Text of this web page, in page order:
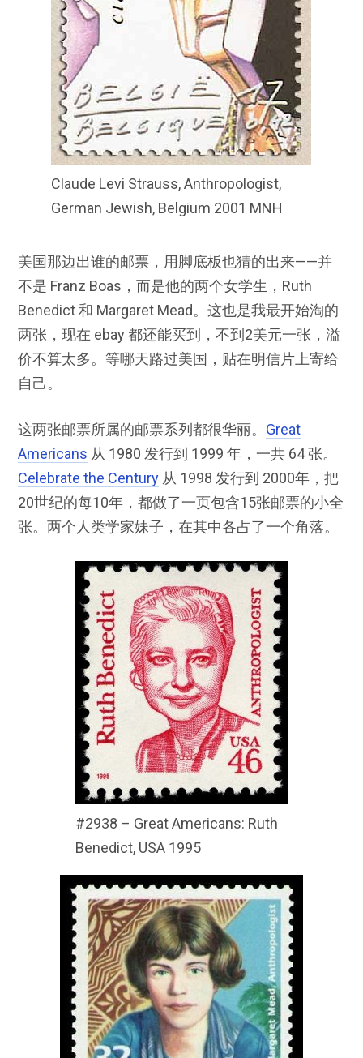
Claude Levi Strauss, Anthropologist,
German Jewish, Belgium 2001 MNH
美国那边出谁的邮票，用脚底板也猜的出来——并
不是 Franz Boas，而是他的两个女学生，Ruth
Benedict 和 Margaret Mead。这也是我最开始淘的
两张，现在 ebay 都还能买到，不到2美元一张，溢
价不算太多。等哪天路过美国，贴在明信片上寄给
自己。
这两张邮票所属的邮票系列都很华丽。 Great
Americans 从 1980 发行到 1999 年，一共 64 张。
Celebrate the Century从 1998 发行到 2000年，把
20世纪的每10年，都做了一页包含15张邮票的小全
张。两个人类学家妹子，在其中各占了一个角落。
#2938 – Great Americans: Ruth
Benedict, USA 1995